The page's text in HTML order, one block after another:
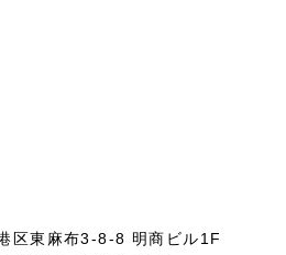
区東麻布3-8-8 明商ビル1F